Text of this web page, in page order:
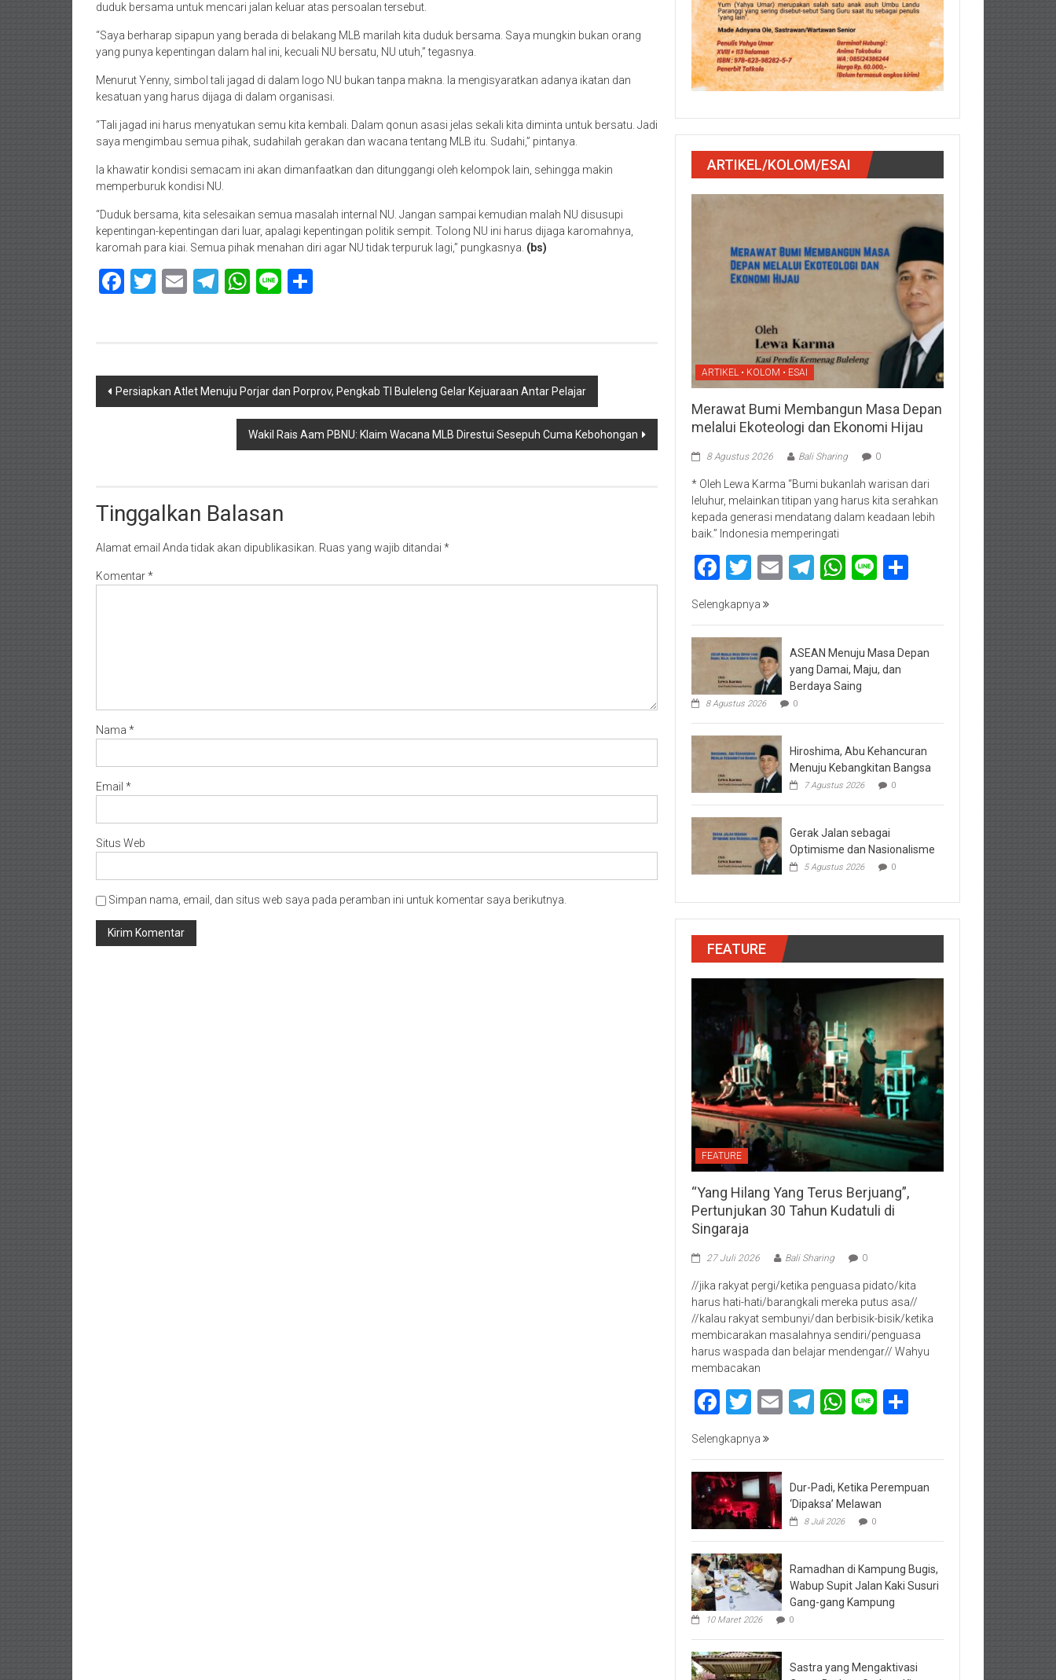
duduk bersama untuk mencari jalan keluar atas persoalan tersebut.
“Saya berharap sipapun yang berada di belakang MLB marilah kita duduk bersama. Saya mungkin bukan orang
yang punya kepentingan dalam hal ini, kecuali NU bersatu, NU utuh,” tegasnya.
Menurut Yenny, simbol tali jagad di dalam logo NU bukan tanpa makna. Ia mengisyaratkan adanya ikatan dan
kesatuan yang harus dijaga di dalam organisasi.
“Tali jagad ini harus menyatukan semu kita kembali. Dalam qonun asasi jelas sekali kita diminta untuk bersatu. Jadi
saya mengimbau semua pihak, sudahilah gerakan dan wacana tentang MLB itu. Sudahi,” pintanya.
Ia khawatir kondisi semacam ini akan dimanfaatkan dan ditunggangi oleh kelompok lain, sehingga makin
memperburuk kondisi NU.
“Duduk bersama, kita selesaikan semua masalah internal NU. Jangan sampai kemudian malah NU disusupi
kepentingan-kepentingan dari luar, apalagi kepentingan politik sempit. Tolong NU ini harus dijaga karomahnya,
karomah para kiai. Semua pihak menahan diri agar NU tidak terpuruk lagi,” pungkasnya. (bs)
Facebook
Twitter
EmailTelegram
WhatsApp
Line
Navigasi
Persiapkan Atlet Menuju Porjar dan Porprov, Pengkab TI Buleleng Gelar Kejuaraan Antar Pelajar
Wakil Rais Aam PBNU: Klaim Wacana MLB Direstui Sesepuh Cuma Kebohongan
Tinggalkan Balasan
Alamat email Anda tidak akan dipublikasikan. Ruas yang wajib ditandai *
Komentar*
Nama *
Email *
Situs Web
Simpan nama, email, dan situs web saya pada peramban ini untuk komentar saya berikutnya.
ARTIKEL/KOLOM/ESAI
ARTIKEL • KOLOM • ESAI
Merawat Bumi Membangun Masa Depan
melalui Ekoteologi dan Ekonomi Hijau
8 Agustus 2026 Bali Sharing 0
* Oleh Lewa Karma “Bumi bukanlah warisan dari
leluhur, melainkan titipan yang harus kita serahkan
kepada generasi mendatang dalam keadaan lebih
baik.” Indonesia memperingati
Facebook
Twitter
EmailTelegram
WhatsApp
Line
Selengkapnya
ASEAN Menuju Masa Depan
yang Damai, Maju, dan
Berdaya Saing
8 Agustus 2026 0
Hiroshima, Abu Kehancuran
Menuju Kebangkitan Bangsa
7 Agustus 2026 0
Gerak Jalan sebagai
Optimisme dan Nasionalisme
5 Agustus 2026 0
FEATURE
FEATURE
“Yang Hilang Yang Terus Berjuang”,
Pertunjukan 30 Tahun Kudatuli di
Singaraja
27 Juli 2026 Bali Sharing 0
//jika rakyat pergi/ketika penguasa pidato/kita
harus hati-hati/barangkali mereka putus asa//
//kalau rakyat sembunyi/dan berbisik-bisik/ketika
membicarakan masalahnya sendiri/penguasa
harus waspada dan belajar mendengar// Wahyu
membacakan
Facebook
Twitter
EmailTelegram
WhatsApp
Line
Selengkapnya
Dur-Padi, Ketika Perempuan
‘Dipaksa’ Melawan
8 Juli 2026 0
Ramadhan di Kampung Bugis,
Wabup Supit Jalan Kaki Susuri
Gang-gang Kampung
10 Maret 2026 0
Sastra yang Mengaktivasi